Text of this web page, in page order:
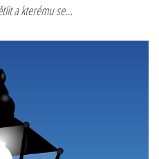
a kterému se…